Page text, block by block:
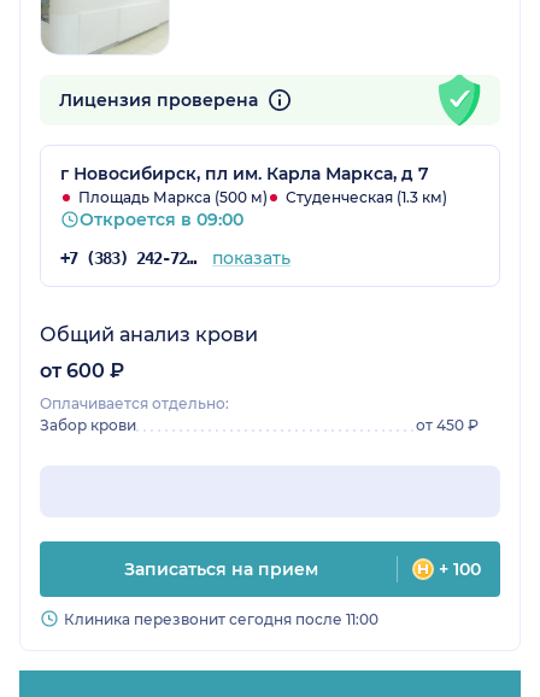
Лицензия проверена
г Новосибирск, пл им. Карла Маркса, д 7
Площадь Маркса (500 м) Студенческая (1.3 км)
Откроется в 09:00
+7 (383) 242-72-53 показать
Общий анализ крови
от 600 ₽
Оплачивается отдельно:
Забор крови
от 450 ₽
Записаться на прием + 100
Клиника перезвонит сегодня после 11:00